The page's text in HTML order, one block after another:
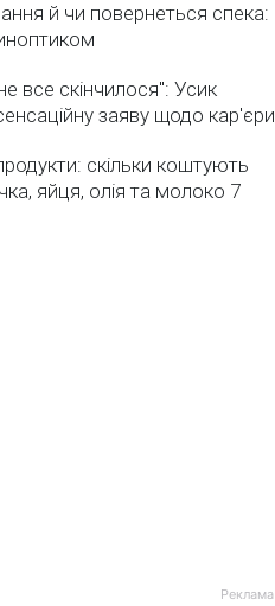
й чи повернеться спека:
все скінчилося": Усик
заяву щодо кар'єри
скільки коштують
яйця, олія та молоко 7